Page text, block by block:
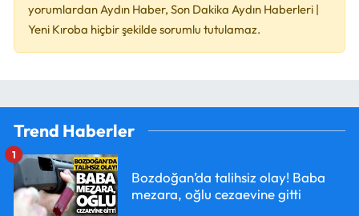
yorumlardan Aydın Haber, Son Dakika Aydın Haberleri |
Yeni Kıroba hiçbir şekilde sorumlu tutulamaz.
Trend Haberler
Bozdoğan’da talihsiz olay! Baba
mezara, oğlu cezaevine gitti
1